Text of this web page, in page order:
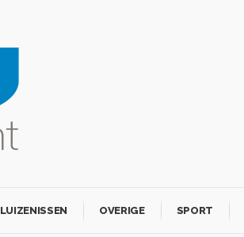
LUIZENISSEN OVERIGE SPORT